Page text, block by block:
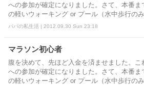
への参加が確定になりました。さて、本番
の軽いウォーキング or プール（水中歩行のみ
パパの私生活 | 2012.09.30 Sun 23:18
マラソン初心者
腹を決めて、先ほど入金を済ませました。
への参加が確定になりました。さて、本番
の軽いウォーキング or プール（水中歩行のみ